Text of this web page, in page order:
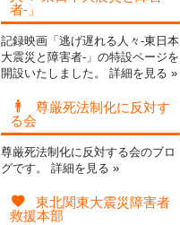
者-」
記録映画「逃げ遅れる人々-東日本
大震災と障害者-」の特設ページを
開設いたしました。 詳細を見る »
尊厳死法制化に反対す
る会
尊厳死法制化に反対する会のブロ
グです。 詳細を見る »
東北関東大震災障害者
救援本部